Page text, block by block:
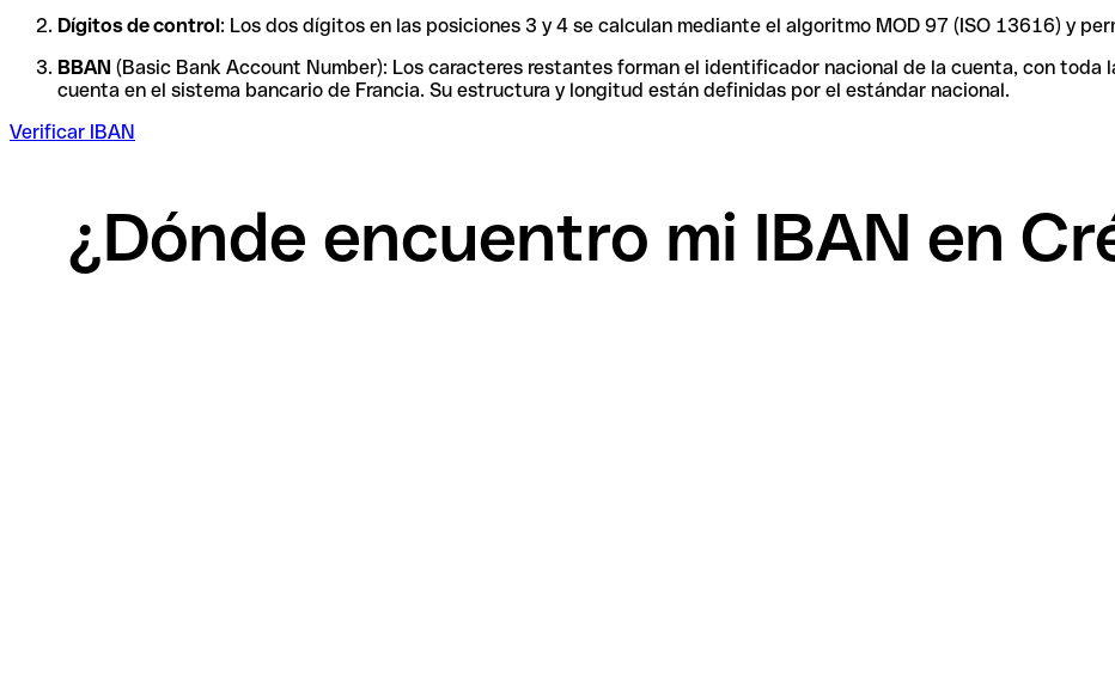
Dígitos de control: Los dos dígitos en las posiciones 3 y 4 se calculan mediante el algoritmo MOD 97 (ISO 13616) y
BBAN (Basic Bank Account Number): Los caracteres restantes forman el identificador nacional de la cuenta, con toda
cuenta en el sistema bancario de Francia. Su estructura y longitud están definidas por el estándar nacional.
Verificar IBAN
¿Dónde encuentro mi IBAN en